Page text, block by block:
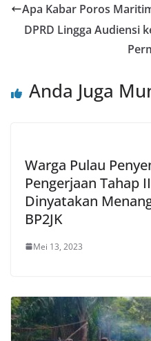
Apa Kabar Poros
DPRD Lingga Audiensi
Anda Juga
Warga Pulau
Pengerjaan Tahap
Dinyatakan
BP2JK
Mei 13, 2023